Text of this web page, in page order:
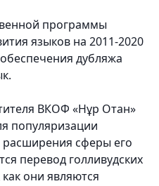
программы
языков на 2011-2020
дубляжа
ВКОФ «Нұр Отан»
популяризации
расширения сферы его
перевод голливудских
они являются